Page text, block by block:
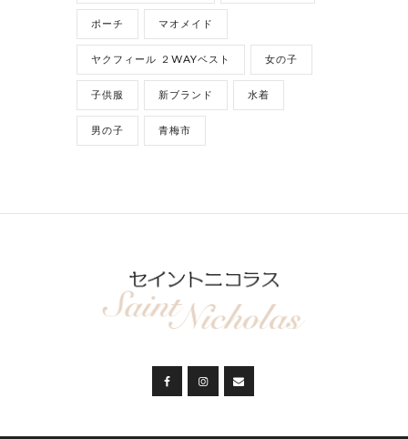
ポーチ マオメイド
ヤクフィール ２WAYベスト 女の子
子供服 新ブランド 水着
男の子 青梅市